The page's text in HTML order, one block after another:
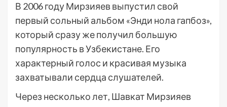
В 2006 году Мирзияев выпустил свой
первый сольный альбом «Энди нола гапбоз»,
который сразу же получил большую
популярность в Узбекистане. Его
характерный голос и красивая музыка
захватывали сердца слушателей.
Через несколько лет, Шавкат Мирзияев